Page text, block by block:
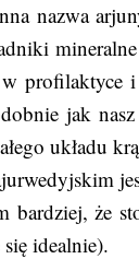
nazwa
profilaktyce
jak
układu
bardziej, że
idealnie).